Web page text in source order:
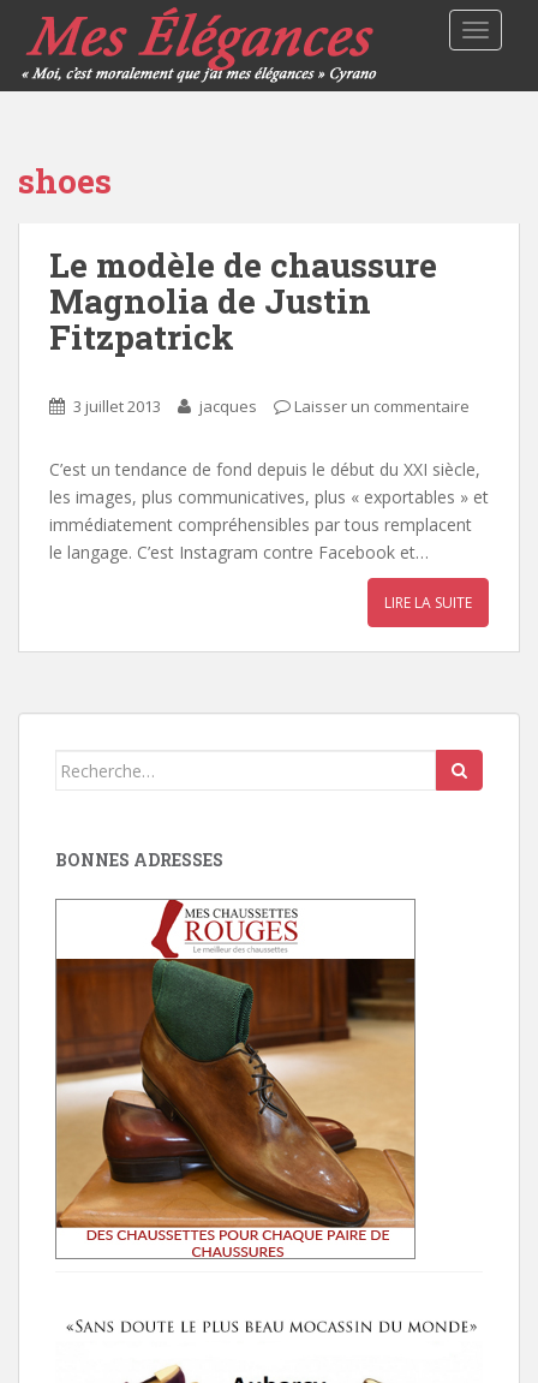
shoes
Le modèle de chaussure
Magnolia de Justin
Fitzpatrick
3 juillet 2013 jacques Laisser un commentaire
C’est un tendance de fond depuis le début du XXI siècle,
les images, plus communicatives, plus « exportables » et
immédiatement compréhensibles par tous remplacent
le langage. C’est Instagram contre Facebook et…
LIRE LA SUITE
Search
BONNES ADRESSES